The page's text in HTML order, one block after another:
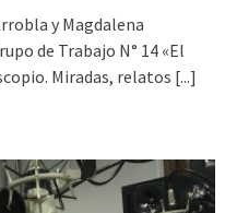
y Magdalena
de Trabajo N° 14 «El
Miradas, relatos [...]